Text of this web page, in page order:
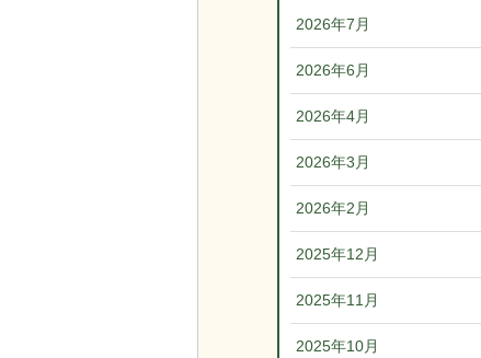
2026年7月
2026年6月
2026年4月
2026年3月
2026年2月
2025年12月
2025年11月
2025年10月